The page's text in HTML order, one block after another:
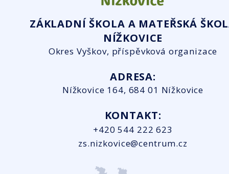
ZÁKLADNÍ ŠKOLA A MATEŘSKÁ
NÍŽKOVICE
Okres Vyškov, příspěvková organizace
ADRESA:
Nížkovice 164, 684 01 Nížkovice
KONTAKT:
+420 544 222 623
zs.nizkovice@centrum.cz